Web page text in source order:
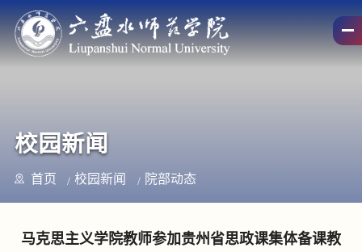
校园新闻
首页 校园新闻 院部动态
马克思主义学院教师参加贵州省思政课集体备课教